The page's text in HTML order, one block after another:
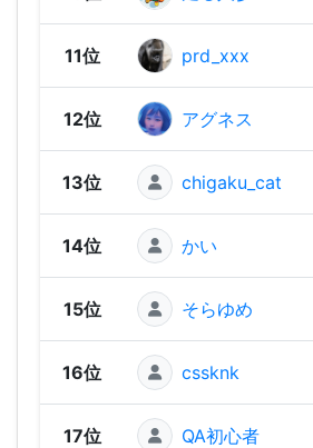
11位 prd_xxx
12位 アグネス
13位 chigaku_cat
14位 かい
15位 そらゆめ
16位 cssknk
17位 QA初心者